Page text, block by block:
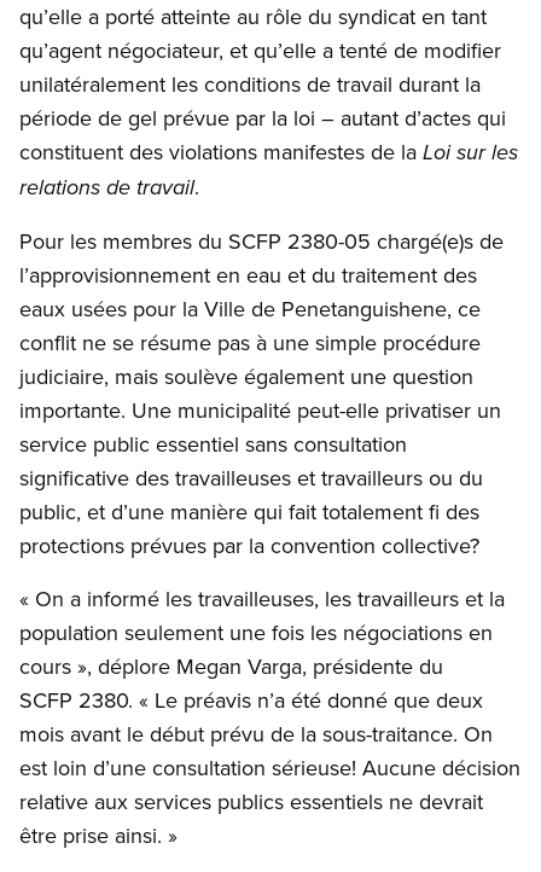
qu’elle a porté atteinte au rôle du syndicat en tant
qu’agent négociateur, et qu’elle a tenté de modifier
unilatéralement les conditions de travail durant la
période de gel prévue par la loi – autant d’actes qui
constituent des violations manifestes de la Loi sur les
relations de travail.
Pour les membres du SCFP 2380-05 chargé(e)s de
l’approvisionnement en eau et du traitement des
eaux usées pour la Ville de Penetanguishene, ce
conflit ne se résume pas à une simple procédure
judiciaire, mais soulève également une question
importante. Une municipalité peut-elle privatiser un
service public essentiel sans consultation
significative des travailleuses et travailleurs ou du
public, et d’une manière qui fait totalement fi des
protections prévues par la convention collective?
« On a informé les travailleuses, les travailleurs et la
population seulement une fois les négociations en
cours », déplore Megan Varga, présidente du
SCFP 2380. « Le préavis n’a été donné que deux
mois avant le début prévu de la sous-traitance. On
est loin d’une consultation sérieuse! Aucune décision
relative aux services publics essentiels ne devrait
être prise ainsi. »